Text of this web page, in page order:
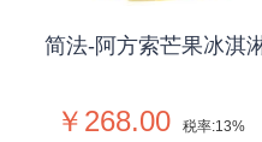
简法-阿方索芒果冰淇
￥268.00 税率:13%